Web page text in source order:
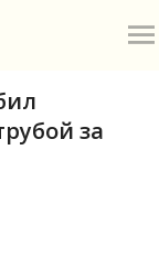
за